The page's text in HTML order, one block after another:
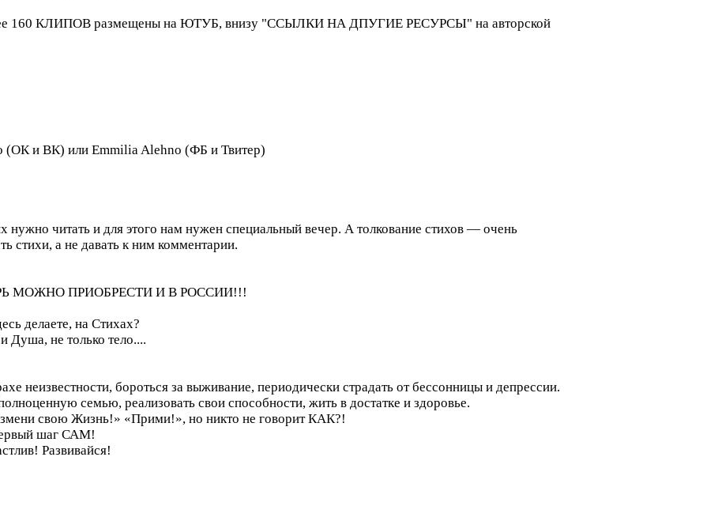
КЛИПОВ размещены на ЮТУБ, внизу "ССЫЛКИ НА ДПУГИЕ РЕСУРСЫ" на авторской
(ОК и ВК) или Emmilia Alehno (ФБ и Твитер)
нужно читать и для этого нам нужен специальный вечер. А толкование стихов — очень
стихи, а не давать к ним комментарии.
МОЖНО ПРИОБРЕСТИ И В РОССИИ!!!
делаете, на Стихах?
не только тело....
неизвестности, бороться за выживание, периодически страдать от бессонницы и депрессии.
семью, реализовать свои способности, жить в достатке и здоровье.
свою Жизнь!» «Прими!», но никто не говорит КАК?!
шаг САМ!
Развивайся!